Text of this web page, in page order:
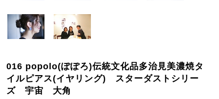
016 popolo(ぽぽろ)伝統文化品多治見美濃焼タ
イルピアス(イヤリング) スターダストシリー
ズ 宇宙 大角